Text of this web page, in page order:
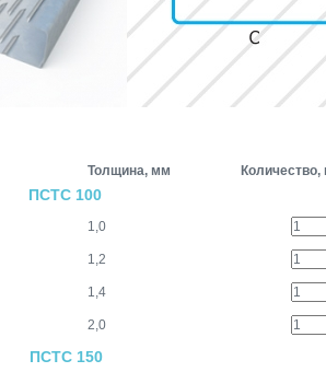
Толщина, мм Количество,
ПСТС 100
1,0
1,2
1,4
2,0
ПСТС 150